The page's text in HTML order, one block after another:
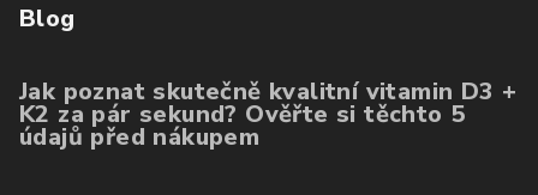
Blog
Jak poznat skutečně kvalitní vitamin D3 +
K2 za pár sekund? Ověřte si těchto 5
údajů před nákupem